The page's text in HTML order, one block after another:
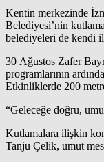
Kentin merkezinde
Belediyesi’nin
belediyeleri de kendi
30 Ağustos Zafer
programlarının
Etkinliklerde 200
“Geleceğe doğru,
Kutlamalara ilişkin
Tanju Çelik, umut